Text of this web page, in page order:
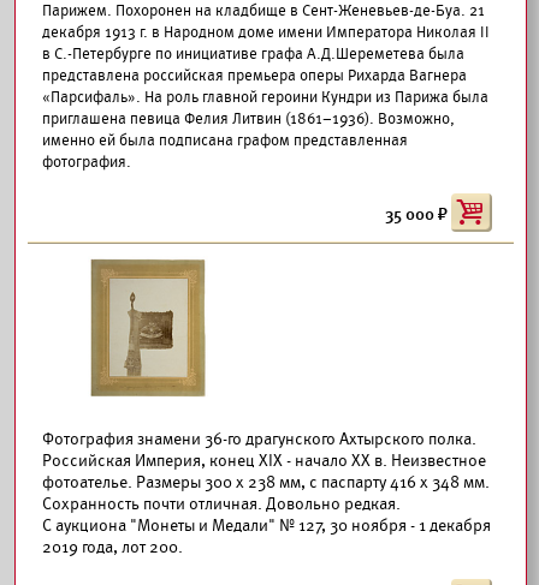
Парижем. Похоронен на кладбище в Сент-Женевьев-де-Буа. 21
декабря 1913 г. в Народном доме имени Императора Николая II
в С.-Петербурге по инициативе графа А.Д.Шереметева была
представлена российская премьера оперы Рихарда Вагнера
«Парсифаль». На роль главной героини Кундри из Парижа была
приглашена певица Фелия Литвин (1861–1936). Возможно,
именно ей была подписана графом представленная
фотография.
35 000
Фотография знамени 36-го драгунского Ахтырского полка.
Российская Империя, конец XIX - начало XX в. Неизвестное
фотоателье. Размеры 300 х 238 мм, с паспарту 416 х 348 мм.
Сохранность почти отличная. Довольно редкая.
С аукциона "Монеты и Медали" № 127, 30 ноября - 1 декабря
2019 года, лот 200.